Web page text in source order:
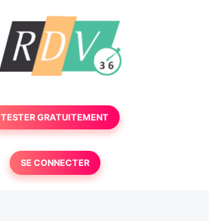
TESTER GRATUITEMENT
SE CONNECTER